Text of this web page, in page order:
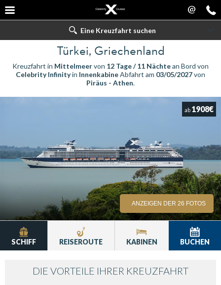
@
Eine Kreuzfahrt suchen
Türkei, Griechenland
Kreuzfahrt in Mittelmeervon 12 Tage / 11 Nächtean Bord von
Celebrity Infinityin InnenkabineAbfahrt am 03/05/2027von
Piräus - Athen.
ab 1908€
ANZEIGEN DER 26 FOTOS
SCHIFF REISEROUTE KABINEN BUCHEN
DIE VORTEILE IHRER KREUZFAHRT